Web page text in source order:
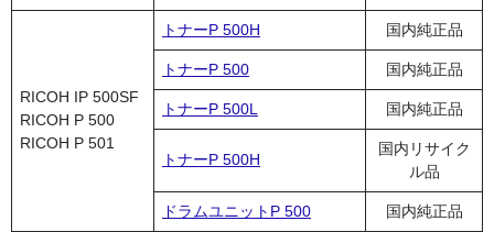
RICOH IP 500SF
RICOH P 500
RICOH P 501
トナーP 500H 国内純正品
トナーP 500 国内純正品
トナーP 500L 国内純正品
トナーP 500H
国内リサイク
ル品
ドラムユニットP 500 国内純正品